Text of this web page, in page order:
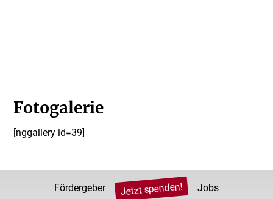
Fotogalerie
[nggallery id=39]
Fördergeber Jetzt spenden! Jobs